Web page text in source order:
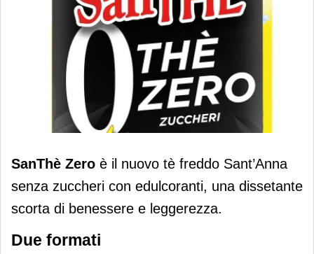
Santhè Zero è il nuovo tè freddo della
SanThè Zero è il nuovo tè freddo Sant’Anna
senza zuccheri con edulcoranti, una dissetante
scorta di benessere e leggerezza.
Due formati